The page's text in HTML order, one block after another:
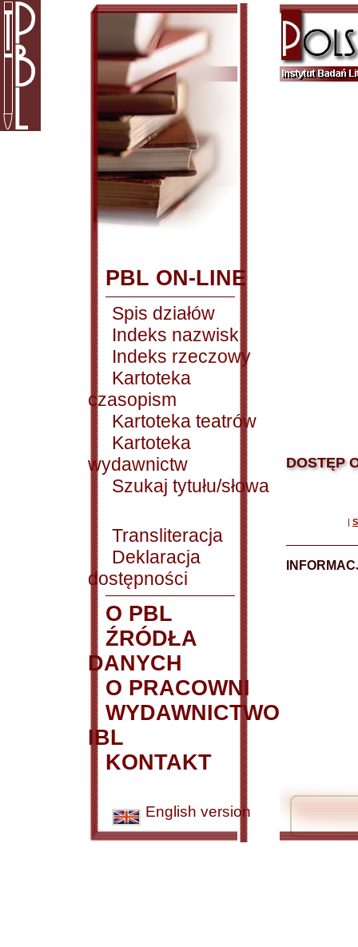
PBL ON-LINE
Spis działów
Indeks nazwisk
Indeks rzeczowy
Kartoteka
czasopism
Kartoteka teatrów
Kartoteka
wydawnictw
Szukaj tytułu/słowa
Transliteracja
Deklaracja
dostępności
O PBL
ŹRÓDŁA
DANYCH
O PRACOWNI
WYDAWNICTWO
IBL
KONTAKT
English version
DOSTĘP
|